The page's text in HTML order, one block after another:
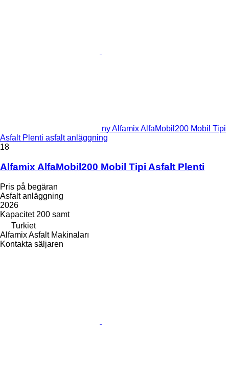
ny Alfamix AlfaMobil200 Mobil Tipi
Asfalt Plenti asfalt anläggning
18
Alfamix AlfaMobil200 Mobil Tipi Asfalt Plenti
Pris på begäran
Asfalt anläggning
2026
Kapacitet 200 samt
Turkiet
Alfamix Asfalt Makinaları
Kontakta säljaren